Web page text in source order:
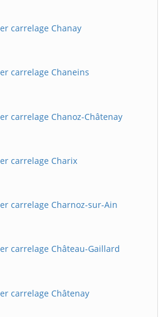
carrelage Chanay
carrelage Chaneins
carrelage Chanoz-Châtenay
carrelage Charix
carrelage Charnoz-sur-Ain
carrelage Château-Gaillard
carrelage Châtenay